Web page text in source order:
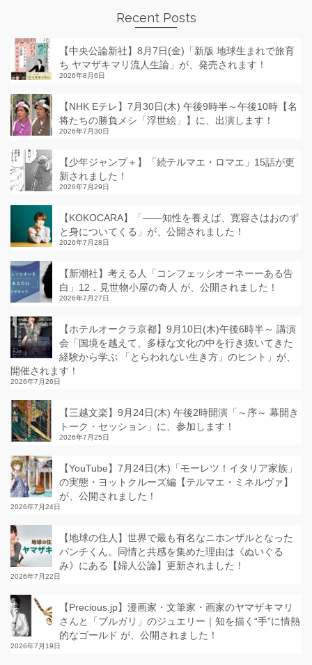
Recent Posts
【中央公論新社】8月7日(金)「新版 地球生まれで旅育
ち ヤマザキマリ流人生論」が、発売されます！
2026年8月6日
【NHK Eテレ】7月30日(木) 午後9時半～午後10時【名
将たちの勝負メシ「浮世絵」】に、出演します！
2026年7月30日
【少年ジャンプ＋】「続テルマエ・ロマエ」15話が更
新されました！
2026年7月29日
【KOKOCARA】「——知性を養えば、寛容さはおのず
と身についてくる」が、公開されました！
2026年7月28日
【新潮社】考える人「コンフェッシオーネーーある告
白」12．見世物小屋の奇人 が、公開されました！
2026年7月27日
【ホテルオークラ京都】9月10日(木)午後6時半～ 講演
会「国境を越えて、多様な文化の中を行き抜いてきた
経験から学ぶ 「とらわれない生き方」のヒント」が、
開催されます！
2026年7月26日
【三越文楽】9月24日(木) 午後2時開演「～序～ 幕開き
トーク・セッション」に、参加します！
2026年7月25日
【YouTube】7月24日(木)「モーレツ！イタリア家族」
の実態・ヨットクルーズ編【テルマエ・ミネルヴァ】
が、公開されました！
2026年7月24日
【地球の住人】世界で最も有名なニホンザルとなった
パンチくん。同情と共感を集めた理由は《ぬいぐる
み》にある【婦人公論】更新されました！
2026年7月22日
【Precious.jp】漫画家・文筆家・画家のヤマザキマリ
さんと「ブルガリ」のジュエリー｜知を描く“手”に情熱
的なゴールド が、公開されました！
2026年7月19日